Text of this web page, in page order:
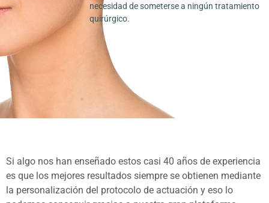
necesidad de someterse a ningún tratamiento
quirúrgico.
Si algo nos han enseñado estos casi 40 años de experiencia
es que los mejores resultados siempre se obtienen mediante
la personalización del protocolo de actuación y eso lo